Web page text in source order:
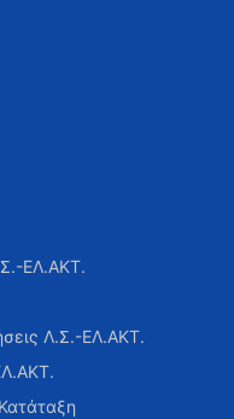
ΕΛ.ΑΚΤ.
Λ.Σ.-ΕΛ.ΑΚΤ.